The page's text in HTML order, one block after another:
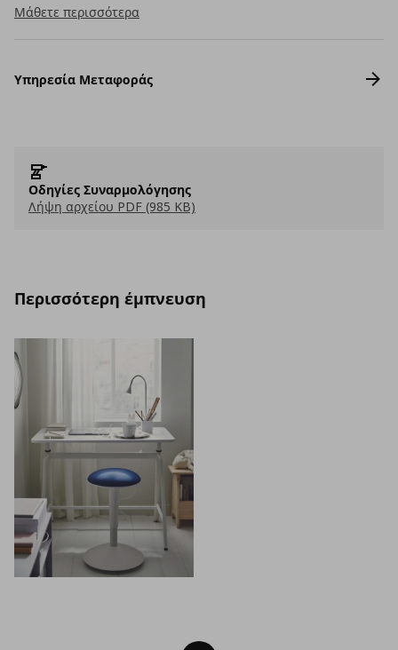
Μάθετε περισσότερα
Υπηρεσία Μεταφοράς
Οδηγίες Συναρμολόγησης
Λήψη αρχείου PDF (985 KB)
Περισσότερη έμπνευση